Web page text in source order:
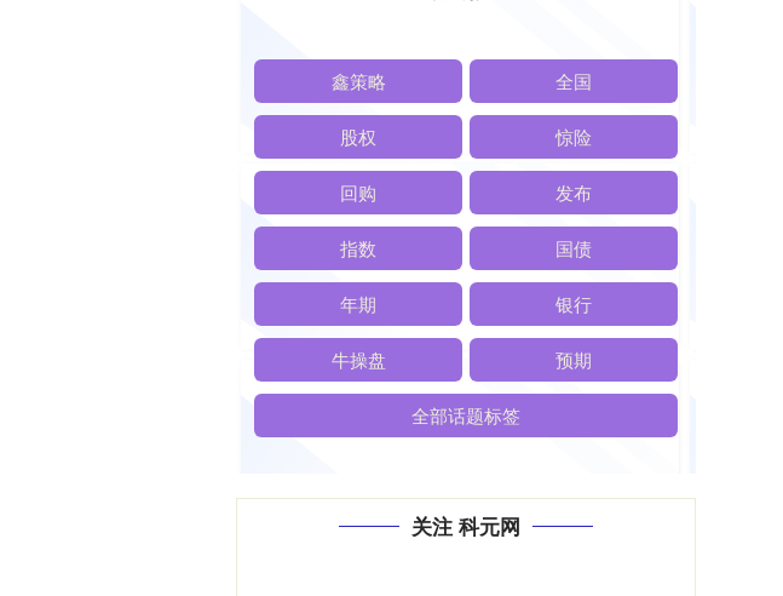
鑫策略 全国
股权 惊险
回购 发布
指数 国债
年期 银行
牛操盘 预期
全部话题标签
关注 科元网